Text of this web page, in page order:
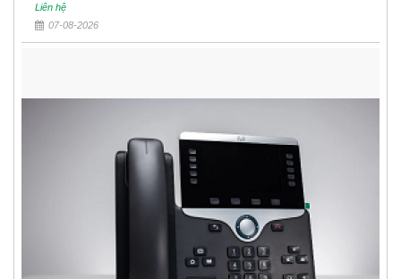
Liên hệ
07-08-2026